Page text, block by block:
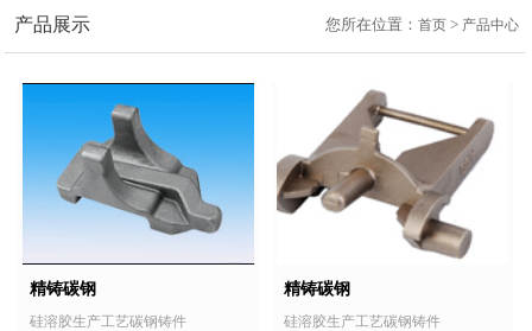
产品展示 您所在位置：首页 > 产品中心
精铸碳钢
硅溶胶生产工艺碳钢铸件
精铸碳钢
硅溶胶生产工艺碳钢铸件